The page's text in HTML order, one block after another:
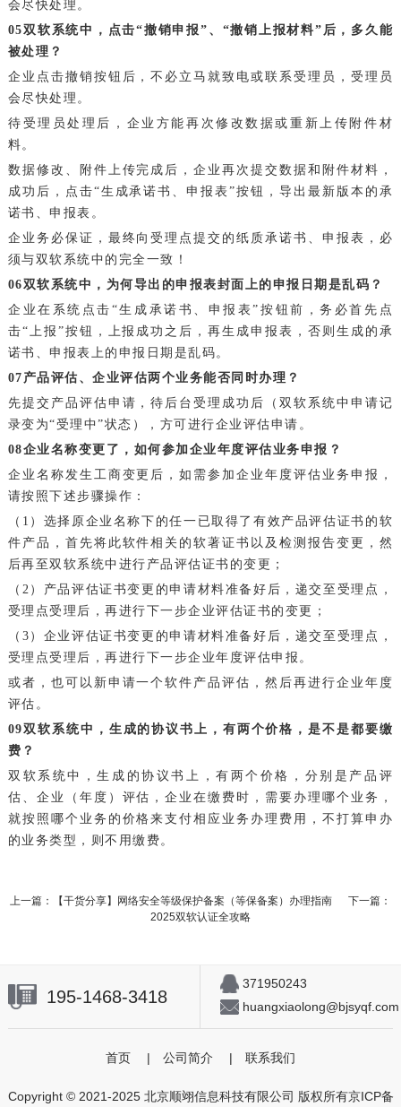
会尽快处理。
05双软系统中，点击“撤销申报”、“撤销上报材料”后，多久能
被处理？
企业点击撤销按钮后，不必立马就致电或联系受理员，受理员
会尽快处理。
待受理员处理后，企业方能再次修改数据或重新上传附件材
料。
数据修改、附件上传完成后，企业再次提交数据和附件材料，
成功后，点击“生成承诺书、申报表”按钮，导出最新版本的承
诺书、申报表。
企业务必保证，最终向受理点提交的纸质承诺书、申报表，必
须与双软系统中的完全一致！
06双软系统中，为何导出的申报表封面上的申报日期是乱码？
企业在系统点击“生成承诺书、申报表”按钮前，务必首先点
击“上报”按钮，上报成功之后，再生成申报表，否则生成的承
诺书、申报表上的申报日期是乱码。
07 产品评估、企业评估两个业务能否同时办理？
先提交产品评估申请，待后台受理成功后（双软系统中申请记
录变为“受理中”状态），方可进行企业评估申请。
08企业名称变更了，如何参加企业年度评估业务申报？
企业名称发生工商变更后，如需参加企业年度评估业务申报，
请按照下述步骤操作：
（1）选择原企业名称下的任一已取得了有效产品评估证书的软
件产品，首先将此软件相关的软著证书以及检测报告变更，然
后再至双软系统中进行产品评估证书的变更；
（2）产品评估证书变更的申请材料准备好后，递交至受理点，
受理点受理后，再进行下一步企业评估证书的变更；
（3）企业评估证书变更的申请材料准备好后，递交至受理点，
受理点受理后，再进行下一步企业年度评估申报。
或者，也可以新申请一个软件产品评估，然后再进行企业年度
评估。
09双软系统中，生成的协议书上，有两个价格，是不是都要缴
费？
双软系统中，生成的协议书上，有两个价格，分别是产品评
估、企业（年度）评估，企业在缴费时，需要办理哪个业务，
就按照哪个业务的价格来支付相应业务办理费用，不打算申办
的业务类型，则不用缴费。
上一篇：【干货分享】网络安全等级保护备案（等保备案）办理指南
下一篇：
2025双软认证全攻略
195-1468-3418
371950243
huangxiaolong@bjsyqf.com
首页 | 公司简介 | 联系我们
Copyright © 2021-2025 北京顺翊信息科技有限公司 版权所有京ICP备